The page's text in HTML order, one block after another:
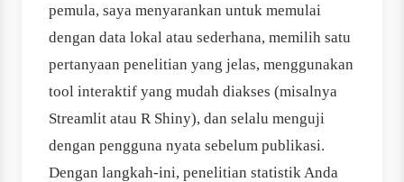
pemula, saya menyarankan untuk memulai
dengan data lokal atau sederhana, memilih satu
pertanyaan penelitian yang jelas, menggunakan
tool interaktif yang mudah diakses (misalnya
Streamlit atau R Shiny), dan selalu menguji
dengan pengguna nyata sebelum publikasi.
Dengan langkah-ini, penelitian statistik Anda